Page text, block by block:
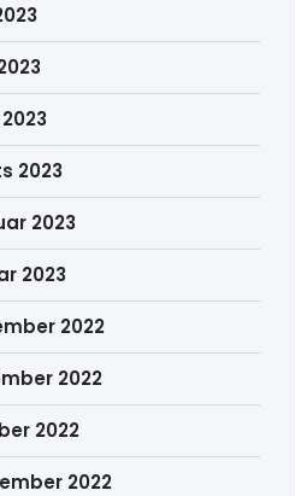
2023
2023
2023
2022
2022
2022
2022